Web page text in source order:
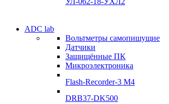
УЛ-04 УЛ-06
Подробнее
УЛ-04 УЛ-06
Подробнее
ADC lab
Вольтметры самопишущие
Датчики
Защищённые ПК
Микроэлектроника
Flash-Recorder-3 М4
DRB37-DK500